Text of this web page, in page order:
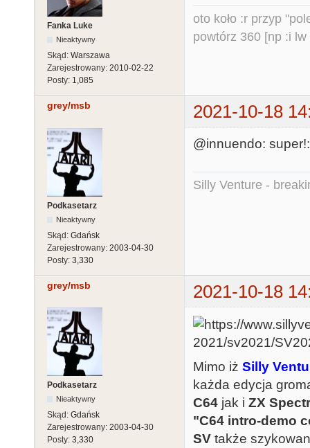
Fanka Luke
Nieaktywny
Skąd: Warszawa
Zarejestrowany: 2010-02-22
Posty: 1,085
oto koło :r przyp
powtórz 360 [np :i lw
grey/msb 2021-10-18
Podkasetarz
Nieaktywny
Skąd: Gdańsk
Zarejestrowany: 2003-04-30
Posty: 3,330
@innuendo:
Silly Venture -
grey/msb 2021-10-18
Podkasetarz
Nieaktywny
Skąd: Gdańsk
Zarejestrowany: 2003-04-30
Posty: 3,330
Mimo iż Silly
każda edycja
C64 jak i ZX
"C64 intro-demo
SV także